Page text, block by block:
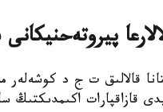
قالالىق ت ج د كوشەلەر
قازاقپارات اكىمدىكتىڭ